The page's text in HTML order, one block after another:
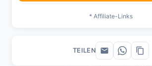
* Affiliate-Links
TEILEN